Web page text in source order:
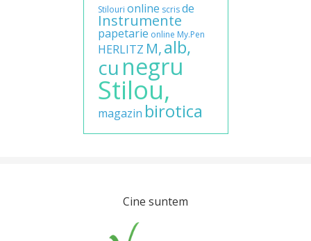
Stilouri online scris de
Instrumente
papetarie online My.Pen
HERLITZ M,alb,
cu negru
Stilou,
magazin birotica
Cine suntem